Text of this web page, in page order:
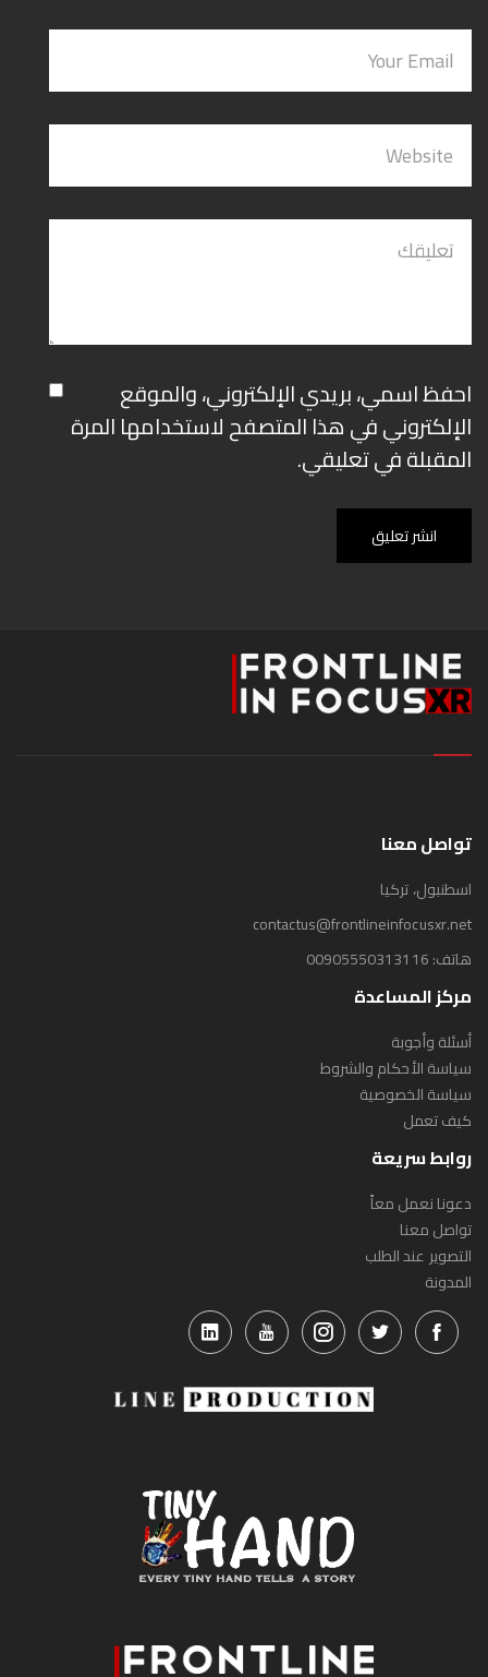
احفظ اسمي، بريدي الإلكتروني، والموقع
الإلكتروني في هذا المتصفح لاستخدامها المرة
المقبلة في تعليقي.
انشر تعليق
تواصل معنا
اسطنبول، تركيا
contactus@frontlineinfocusxr.net
هاتف:00905550313116
مركز المساعدة
أسئلة وأجوبة
سياسة الأحكام والشروط
سياسة الخصوصية
كيف تعمل
روابط سريعة
دعونا نعمل معاً
تواصل معنا
التصوير عند الطلب
المدونة